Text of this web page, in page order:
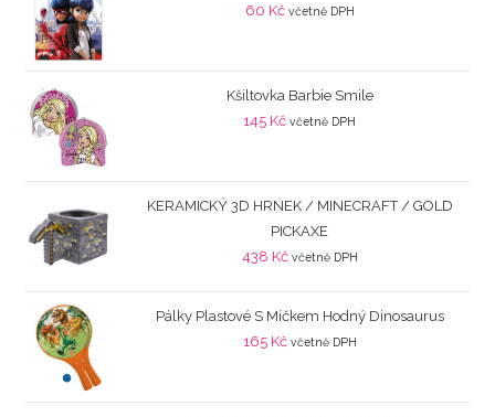
60 Kč včetně DPH
Kšiltovka Barbie Smile
145 Kč včetně DPH
KERAMICKÝ 3D HRNEK / MINECRAFT / GOLD
PICKAXE
438 Kč včetně DPH
Pálky Plastové S Míčkem Hodný Dinosaurus
165 Kč včetně DPH